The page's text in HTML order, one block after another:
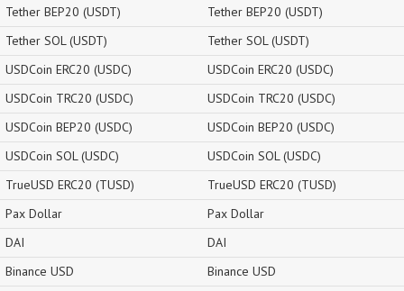
Tether BEP20 (USDT)
Tether SOL (USDT)
USDCoin ERC20 (USDC)
USDCoin TRC20 (USDC)
USDCoin BEP20 (USDC)
USDCoin SOL (USDC)
TrueUSD ERC20 (TUSD)
Pax Dollar
DAI
Binance USD
Tether BEP20 (USDT)
Tether SOL (USDT)
USDCoin ERC20 (USDC)
USDCoin TRC20 (USDC)
USDCoin BEP20 (USDC)
USDCoin SOL (USDC)
TrueUSD ERC20 (TUSD)
Pax Dollar
DAI
Binance USD